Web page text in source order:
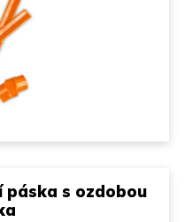
páska s ozdobou